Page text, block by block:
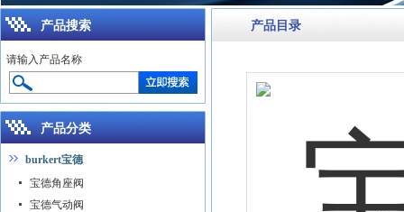
产品目录
产品搜索
请输入产品名称
产品分类
burkert宝德
宝德角座阀
宝德气动阀